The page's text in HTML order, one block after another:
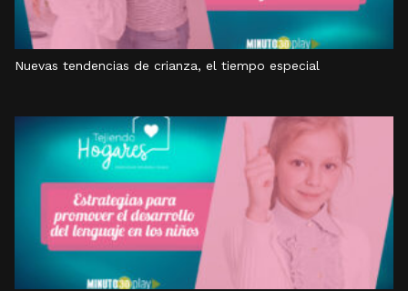
Nuevas tendencias de crianza, el tiempo especial